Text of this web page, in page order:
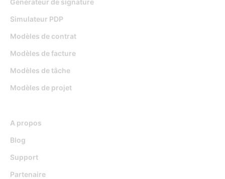
Simulateur PDP
Modèles de contrat
Modèles de facture
Modèles de tâche
Modèles de projet
A propos
Blog
Support
Partenaire